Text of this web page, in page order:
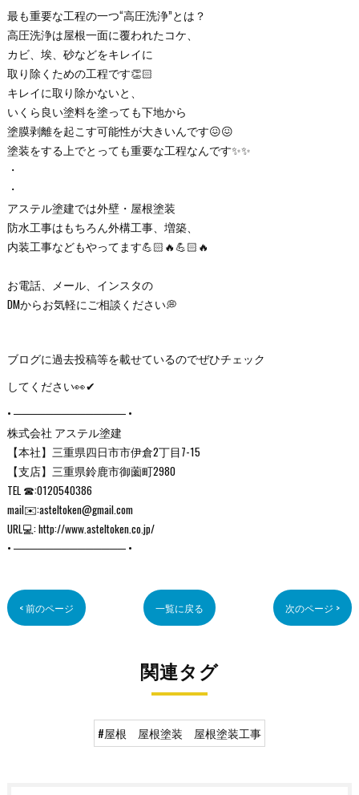
最も重要な工程の一つ“高圧洗浄”とは？
高圧洗浄は屋根一面に覆われたコケ、
カビ、埃、砂などをキレイに
取り除くための工程です👏🏻
キレイに取り除かないと、
いくら良い塗料を塗っても下地から
塗膜剥離を起こす可能性が大きいんです😖😖
塗装をする上でとっても重要な工程なんです✨✨
・
・
アステル塗建では外壁・屋根塗装
防水工事はもちろん外構工事、増築、
内装工事などもやってます💪🏻🔥💪🏻🔥
お電話、メール、インスタの
DMからお気軽にご相談ください💭
ブログに過去投稿等を載せているのでぜひチェック
してください👀✔
• ────────────── •
株式会社 アステル塗建
【本社】三重県四日市市伊倉2丁目7-15
【支店】三重県鈴鹿市御薗町2980
TEL ☎:0120540386
mail✉️:asteltoken@gmail.com
URL💻: http://www.asteltoken.co.jp/
• ────────────── •
< 前のページ 一覧に戻る 次のページ >
関連タグ
#屋根 屋根塗装 屋根塗装工事